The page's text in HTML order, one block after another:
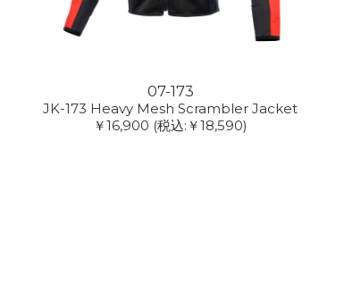
07-173
JK-173 Heavy Mesh Scrambler Jacket
￥16,900 (税込:￥18,590)